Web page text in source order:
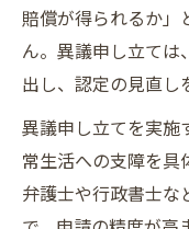
賠償が得られるか」
ん。異議申し立ては
出し、認定の見直し
異議申し立てを実施
常生活への支障を具
弁護士や行政書士な